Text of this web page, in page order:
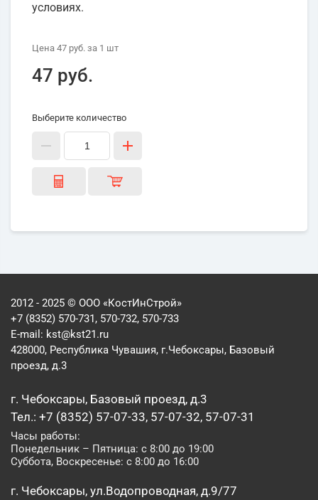
условиях.
Цена 47 руб. за 1 шт
47 руб.
Выберите количество
2012 - 2025 © ООО «КостИнСтрой»
+7 (8352) 570-731, 570-732, 570-733
E-mail: kst@kst21.ru
428000, Республика Чувашия, г.Чебоксары, Базовый
проезд, д.3
г. Чебоксары, Базовый проезд, д.3
Тел.: +7 (8352) 57-07-33, 57-07-32, 57-07-31
Часы работы:
Понедельник – Пятница: с 8:00 до 19:00
Суббота, Воскресенье: с 8:00 до 16:00
г. Чебоксары, ул.Водопроводная, д.9/77